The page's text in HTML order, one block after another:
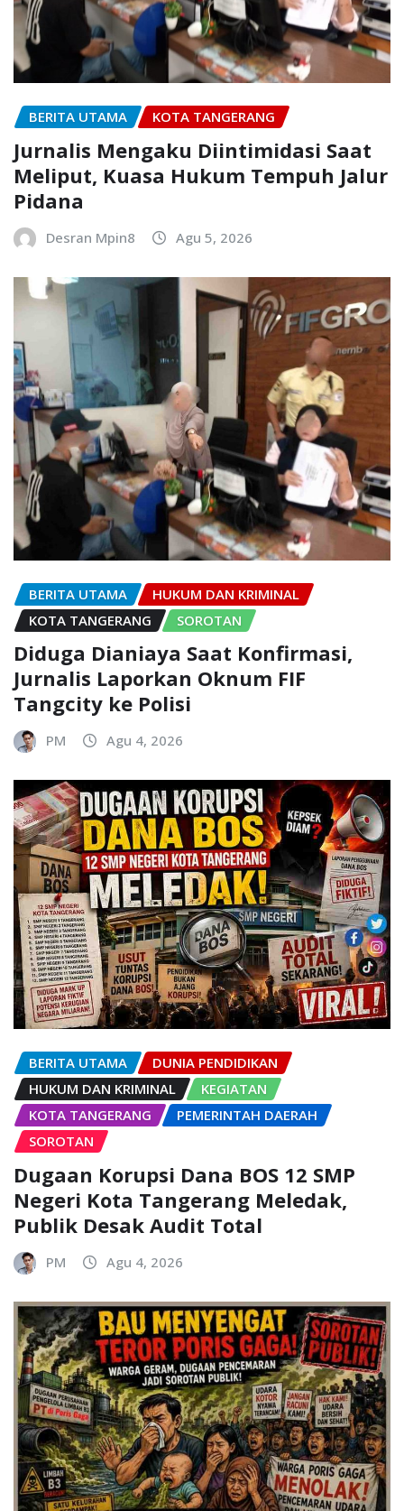
BERITA UTAMA KOTA TANGERANG
Jurnalis Mengaku Diintimidasi Saat
Meliput, Kuasa Hukum Tempuh Jalur
Pidana
Desran Mpin8 Agu 5, 2026
BERITA UTAMA
HUKUM DAN KRIMINAL
KOTA TANGERANG
SOROTAN
Diduga Dianiaya Saat Konfirmasi,
Jurnalis Laporkan Oknum FIF
Tangcity ke Polisi
PM Agu 4, 2026
BERITA UTAMA
DUNIA PENDIDIKAN
HUKUM DAN KRIMINAL
KEGIATAN
KOTA TANGERANG
PEMERINTAH DAERAH
SOROTAN
Dugaan Korupsi Dana BOS 12 SMP
Negeri Kota Tangerang Meledak,
Publik Desak Audit Total
PM Agu 4, 2026